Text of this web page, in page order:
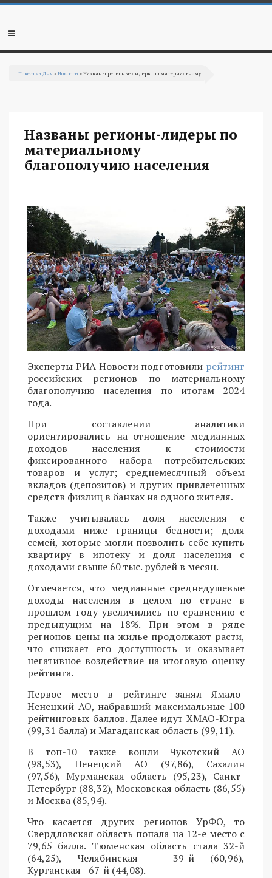
Перейти к основному содержанию
Мобильное
Повестка Дня »Новости » Названы регионы-лидеры по материальному...
Названы регионы-лидеры по
материальному
благополучию населения
Эксперты РИА Новости подготовили рейтинг
российских регионов по материальному
благополучию населения по итогам 2024
года.
При составлении аналитики
ориентировались на отношение медианных
доходов населения к стоимости
фиксированного набора потребительских
товаров и услуг; среднемесячный объем
вкладов (депозитов) и других привлеченных
средств физлиц в банках на одного жителя.
Также учитывалась доля населения с
доходами ниже границы бедности; доля
семей, которые могли позволить себе купить
квартиру в ипотеку и доля населения с
доходами свыше 60 тыс. рублей в месяц.
Отмечается, что медианные среднедушевые
доходы населения в целом по стране в
прошлом году увеличились по сравнению с
предыдущим на 18%. При этом в ряде
регионов цены на жилье продолжают расти,
что снижает его доступность и оказывает
негативное воздействие на итоговую оценку
рейтинга.
Первое место в рейтинге занял Ямало-
Ненецкий АО, набравший максимальные 100
рейтинговых баллов. Далее идут ХМАО-Югра
(99,31 балла) и Магаданская область (99,11).
В топ-10 также вошли Чукотский АО
(98,53), Ненецкий АО (97,86), Сахалин
(97,56), Мурманская область (95,23), Санкт-
Петербург (88,32), Московская область (86,55)
и Москва (85,94).
Что касается других регионов УрФО, то
Свердловская область попала на 12-е место с
79,65 балла. Тюменская область стала 32-й
(64,25), Челябинская - 39-й (60,96),
Курганская - 67-й (44,08).